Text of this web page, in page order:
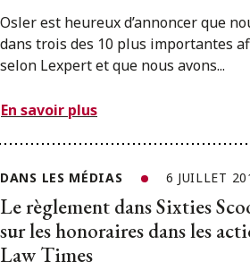
Osler est heureux d’annoncer que
dans trois des 10 plus importantes
selon Lexpert et que nous avons...
En savoir plus
DANS LES MÉDIAS 6 JUILLET
Le règlement dans Sixties
sur les honoraires dans les
Law Times